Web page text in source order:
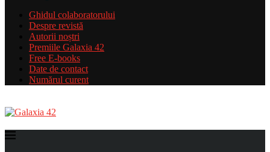
Ghidul colaboratorului
Despre revistă
Autorii noștri
Premiile Galaxia 42
Free E-books
Date de contact
Numărul curent